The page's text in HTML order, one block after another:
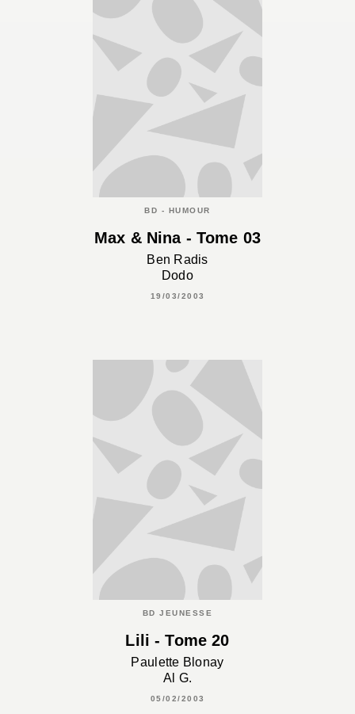
BD - HUMOUR
Max & Nina - Tome 03
Ben Radis
Dodo
19/03/2003
BD JEUNESSE
Lili - Tome 20
Paulette Blonay
Al G.
05/02/2003